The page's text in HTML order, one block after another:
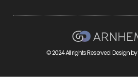
© 2024 All rights Reserved. Design by